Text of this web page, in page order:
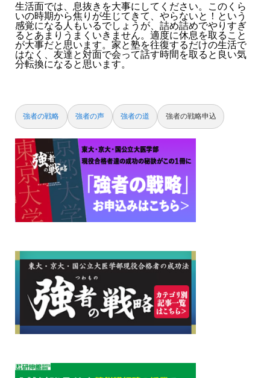
生活面では、息抜きを大事にしてください。このくら
いの時期から焦りが生じてきて、やらないと！という
感覚になる人もいるでしょうが、詰め詰めでやりすぎ
るとあまりうまくいきません。適度に休息を取ること
が大事だと思います。家と塾を往復するだけの生活で
はなく、友達と対面で会って話す時間を取ると良い気
分転換になると思います。
強者の戦略 強者の声 強者の道 強者の戦略申込